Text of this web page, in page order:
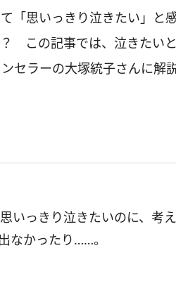
「思いっきり泣きたい」と
この記事では、泣きたい
セラーの大塚統子さんに解
いっきり泣きたいのに、考
なかったり……。